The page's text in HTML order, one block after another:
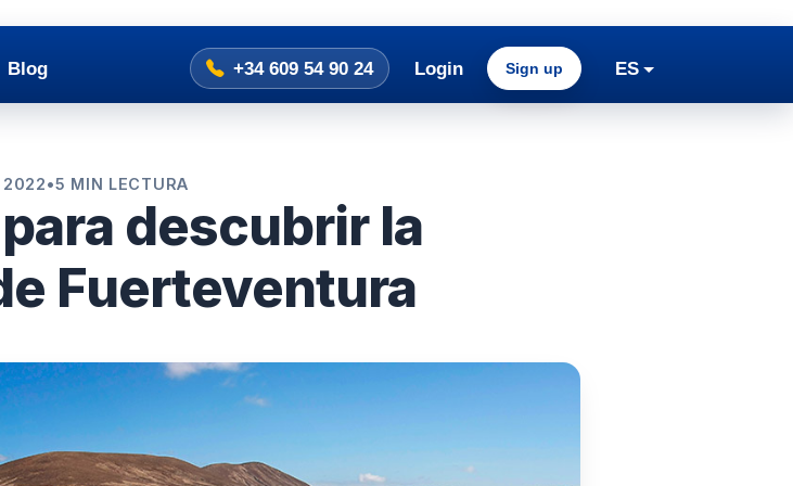
Blog +34 609 54 90 24 Login Sign up ES
2022•5 MIN LECTURA
descubrir la
Fuerteventura